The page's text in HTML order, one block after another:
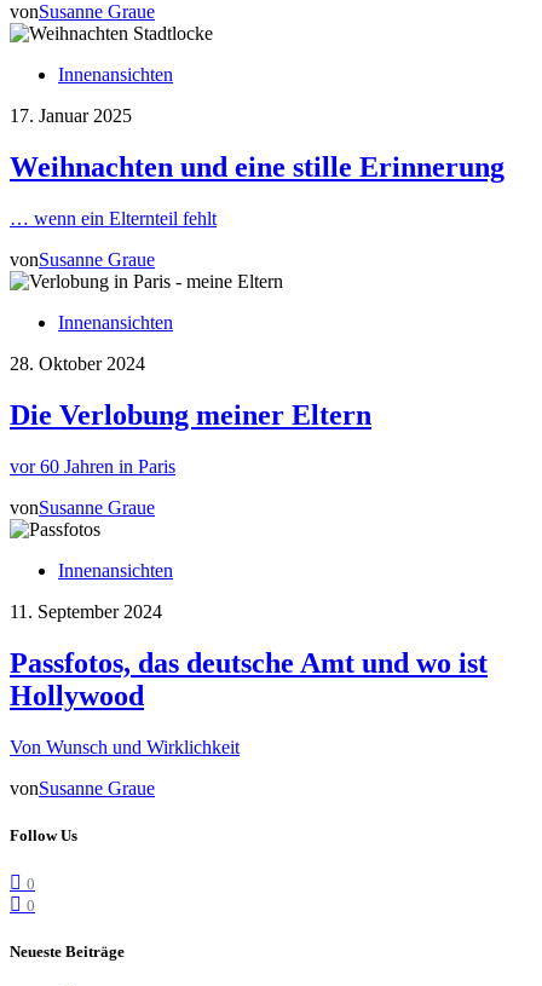
vonSusanne Graue
Innenansichten
17. Januar 2025
Weihnachten und eine stille Erinnerung
… wenn ein Elternteil fehlt
vonSusanne Graue
Innenansichten
28. Oktober 2024
Die Verlobung meiner Eltern
vor 60 Jahren in Paris
vonSusanne Graue
Innenansichten
11. September 2024
Passfotos, das deutsche Amt und wo ist
Hollywood
Von Wunsch und Wirklichkeit
vonSusanne Graue
Follow Us
0
0
Neueste Beiträge